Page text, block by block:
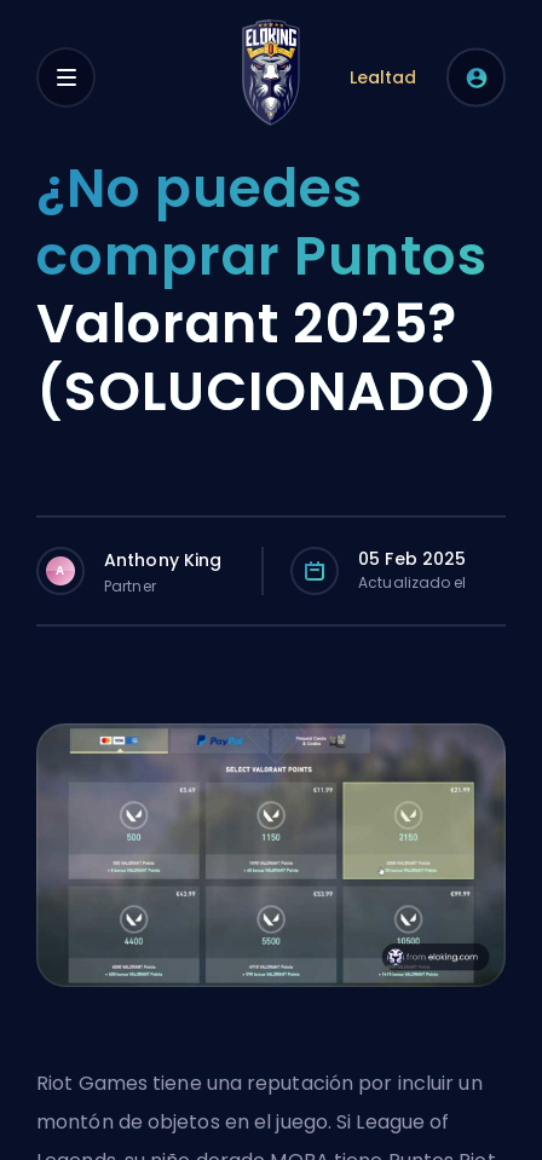
Lealtad
¿No puedes
comprar Puntos
Valorant 2025?
(SOLUCIONADO)
A Anthony King
Partner
05 Feb 2025
Actualizado el
Riot Games tiene una reputación por incluir un
montón de objetos en el juego. Si League of